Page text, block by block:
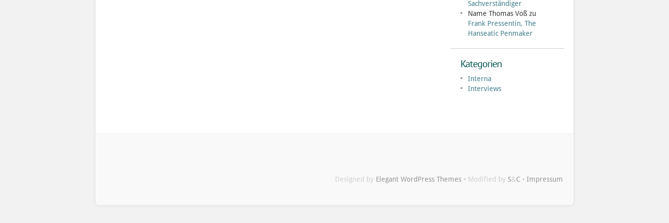
Sachverständiger
Name Thomas Voß zu
Frank Pressentin, The
Hanseatic Penmaker
Kategorien
Interna
Interviews
Designed by Elegant WordPress Themes • Modified by S&C • Impressum